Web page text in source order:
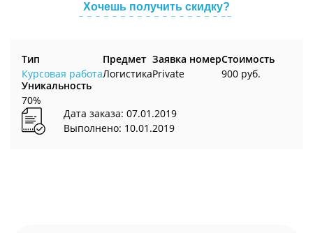
Хочешь получить скидку?
Тип
Курсовая работа
Предмет
Логистика
Заявка номер
Private
Стоимость
900 руб.
Уникальность
70%
Дата заказа: 07.01.2019
Выполнено: 10.01.2019